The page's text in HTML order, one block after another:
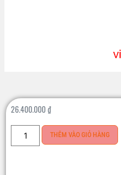
26.400.000₫
THÊM VÀO GIỎ HÀNG